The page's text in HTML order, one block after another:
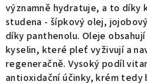
významně hydratuje, a to díky
studena - šípkový olej,
díky panthenolu. Oleje
kyselin, které pleť vyživují a
regeneračně. Vysoký podíl
antioxidační účinky, krém